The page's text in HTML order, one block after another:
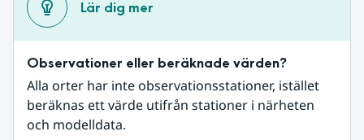
Lär dig mer
Observationer eller beräknade värden?
Alla orter har inte observationsstationer, istället
beräknas ett värde utifrån stationer i närheten
och modelldata.